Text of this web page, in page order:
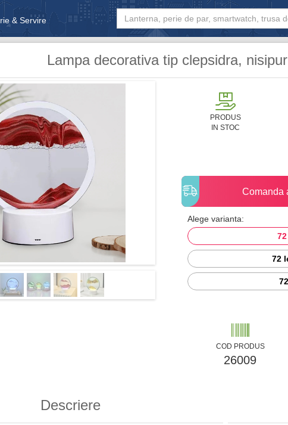
& Servire
& Bebe
Lampa decorativa tip clepsidra,
PRODUS
IN STOC
Comanda
Alege varianta:
72
COD PRODUS
26009
Descriere